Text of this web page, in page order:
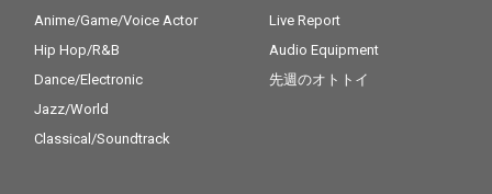
Anime/Game/Voice Actor
Hip Hop/R&B
Dance/Electronic
Jazz/World
Classical/Soundtrack
Live Report
Audio Equipment
先週のオトトイ